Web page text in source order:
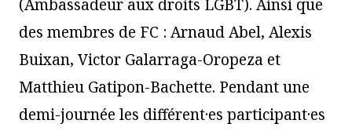
(Ambassadeur aux droits LGBT). Ainsi que
des membres de FC : Arnaud Abel, Alexis
Buixan, Victor Galarraga-Oropeza et
Matthieu Gatipon-Bachette. Pendant une
demi-journée les différent·es participant·es